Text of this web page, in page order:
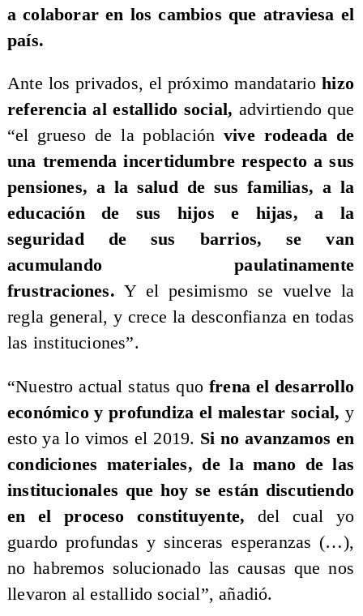
a colaborar en los cambios que atraviesa el
país.
Ante los privados, el próximo mandatariohizo
referencia al estallido social, advirtiendo que
“el grueso de la población vive rodeada de
una tremenda incertidumbre respecto a sus
pensiones, a la salud de sus familias, a la
educación de sus hijos e hijas, a la
seguridad de sus barrios, se van
acumulando paulatinamente
frustraciones. Y el pesimismo se vuelve la
regla general, y crece la desconfianza en todas
las instituciones”.
“Nuestro actual status quo frena el desarrollo
económico y profundiza el malestar social, y
esto ya lo vimos el 2019. Si no avanzamos en
condiciones materiales, de la mano de las
institucionales que hoy se están discutiendo
en el proceso constituyente, del cual yo
guardo profundas y sinceras esperanzas (…),
no habremos solucionado las causas que nos
llevaron al estallido social”, añadió.